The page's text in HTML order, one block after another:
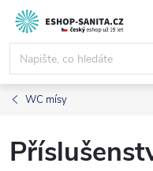
Přejít
obsah
WC mísy